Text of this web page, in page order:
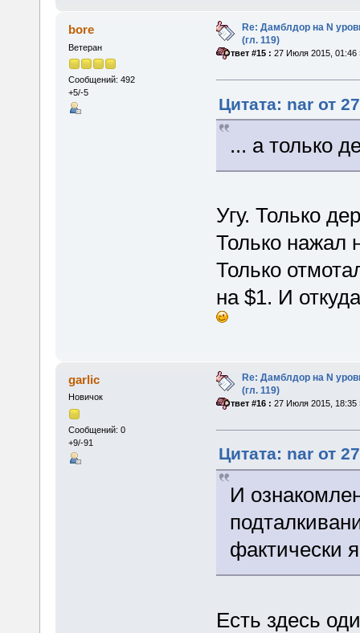
bore
Ветеран
Сообщений: 492
+5/-5
Re: Дамблдор на N
(гл. 119)
«Ответ #15 : 27 Июля 2015, 01:46
Цитата: nar от
... а только
Угу. Только
Только нажал
Только
на $1. И
garlic
Новичок
Сообщений: 0
+9/-91
Re: Дамблдор на N
(гл. 119)
«Ответ #16 : 27 Июля 2015, 18:35
Цитата: nar от
И
фактически
Есть здесь